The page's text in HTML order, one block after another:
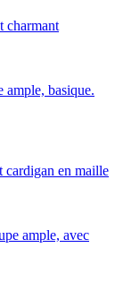
charmant
ample, basique.
cardigan en maille
ample, avec